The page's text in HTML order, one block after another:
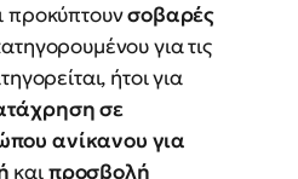
προκύπτουνσοβαρές
για τις
ήτοι για
σε
ανίκανου για
καιπροσβολή